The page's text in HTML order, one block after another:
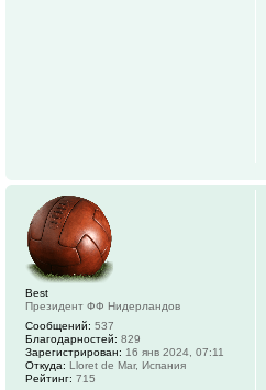
Best
Президент ФФ Нидерландов
Сообщений: 537
Благодарностей: 829
Зарегистрирован: 16 янв 2024, 07:11
Откуда: Lloret de Mar, Испания
Рейтинг: 715